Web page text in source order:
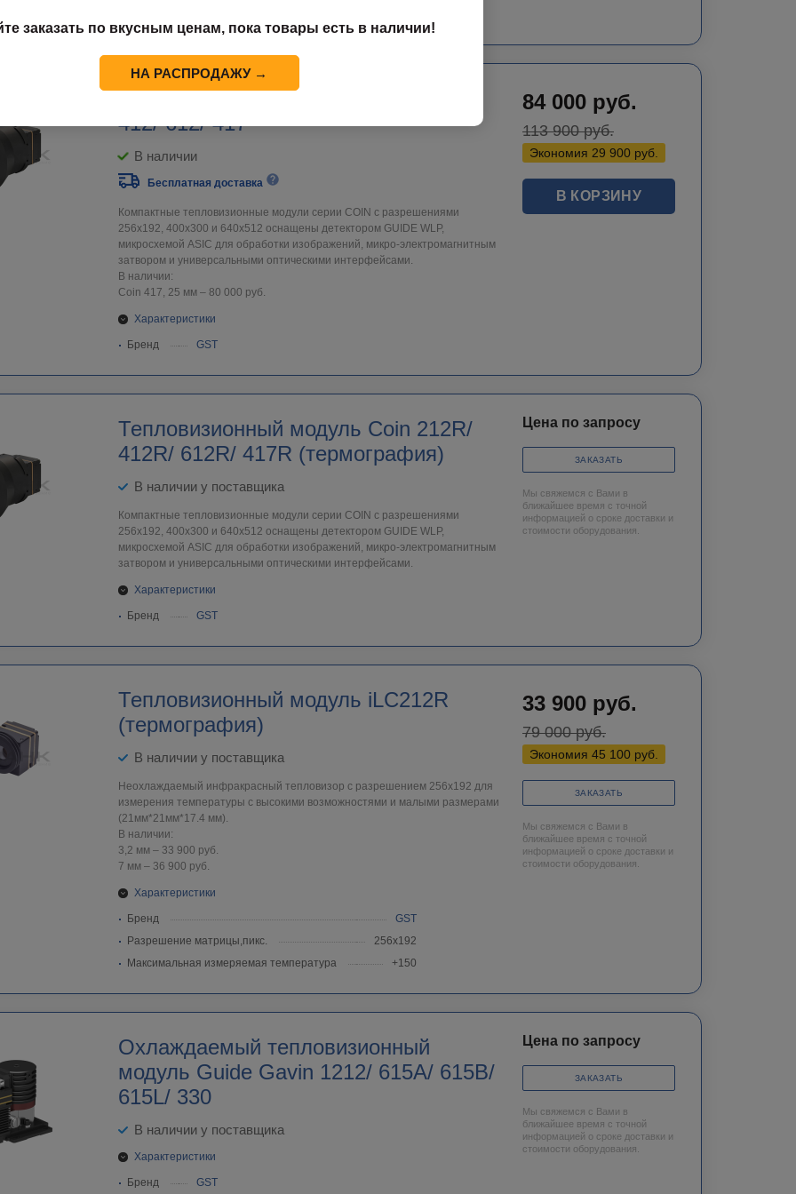
Тепловизионный модуль Coin 212/
412/ 612/ 417
В наличии
Бесплатная доставка
Компактные тепловизионные модули серии COIN с разрешениями
256х192, 400х300 и 640х512 оснащены детектором GUIDE WLP,
микросхемой ASIC для обработки изображений, микро-электромагнитным
затвором и универсальными оптическими интерфейсами.
В наличии:
Coin 417, 25 мм – 80 000 руб.
Характеристики
Бренд GST
84 000 руб.
113 900руб.
Экономия 29 900 руб.
В КОРЗИНУ
Тепловизионный модуль Coin 212R/
412R/ 612R/ 417R (термография)
В наличии у поставщика
Компактные тепловизионные модули серии COIN с разрешениями
256х192, 400х300 и 640х512 оснащены детектором GUIDE WLP,
микросхемой ASIC для обработки изображений, микро-электромагнитным
затвором и универсальными оптическими интерфейсами.
Характеристики
Бренд GST
Цена по запросу
ЗАКАЗАТЬ
Мы свяжемся с Вами в
ближайшее время с точной
информацией о сроке доставки и
стоимости оборудования.
Тепловизионный модуль iLC212R
(термография)
В наличии у поставщика
Неохлаждаемый инфракрасный тепловизор с разрешением 256х192 для
измерения температуры с высокими возможностями и малыми размерами
(21мм*21мм*17.4 мм).
В наличии:
3,2 мм – 33 900 руб.
7 мм – 36 900 руб.
Характеристики
Бренд
GST
Разрешение матрицы,пикс.
256х192
Максимальная измеряемая температура
+150
33 900 руб.
79 000руб.
Экономия 45 100 руб.
ЗАКАЗАТЬ
Мы свяжемся с Вами в
ближайшее время с точной
информацией о сроке доставки и
стоимости оборудования.
Охлаждаемый тепловизионный
модуль Guide Gavin 1212/ 615A/ 615B/
615L/ 330
В наличии у поставщика
Характеристики
Бренд GST
Цена по запросу
ЗАКАЗАТЬ
Мы свяжемся с Вами в
ближайшее время с точной
информацией о сроке доставки и
стоимости оборудования.
заказать по вкусным ценам, пока товары есть в наличии!
НА РАСПРОДАЖУ →